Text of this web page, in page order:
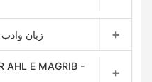
0180 - ZABAN O ADAB - زبان وادب
AHL E MAGRIB -